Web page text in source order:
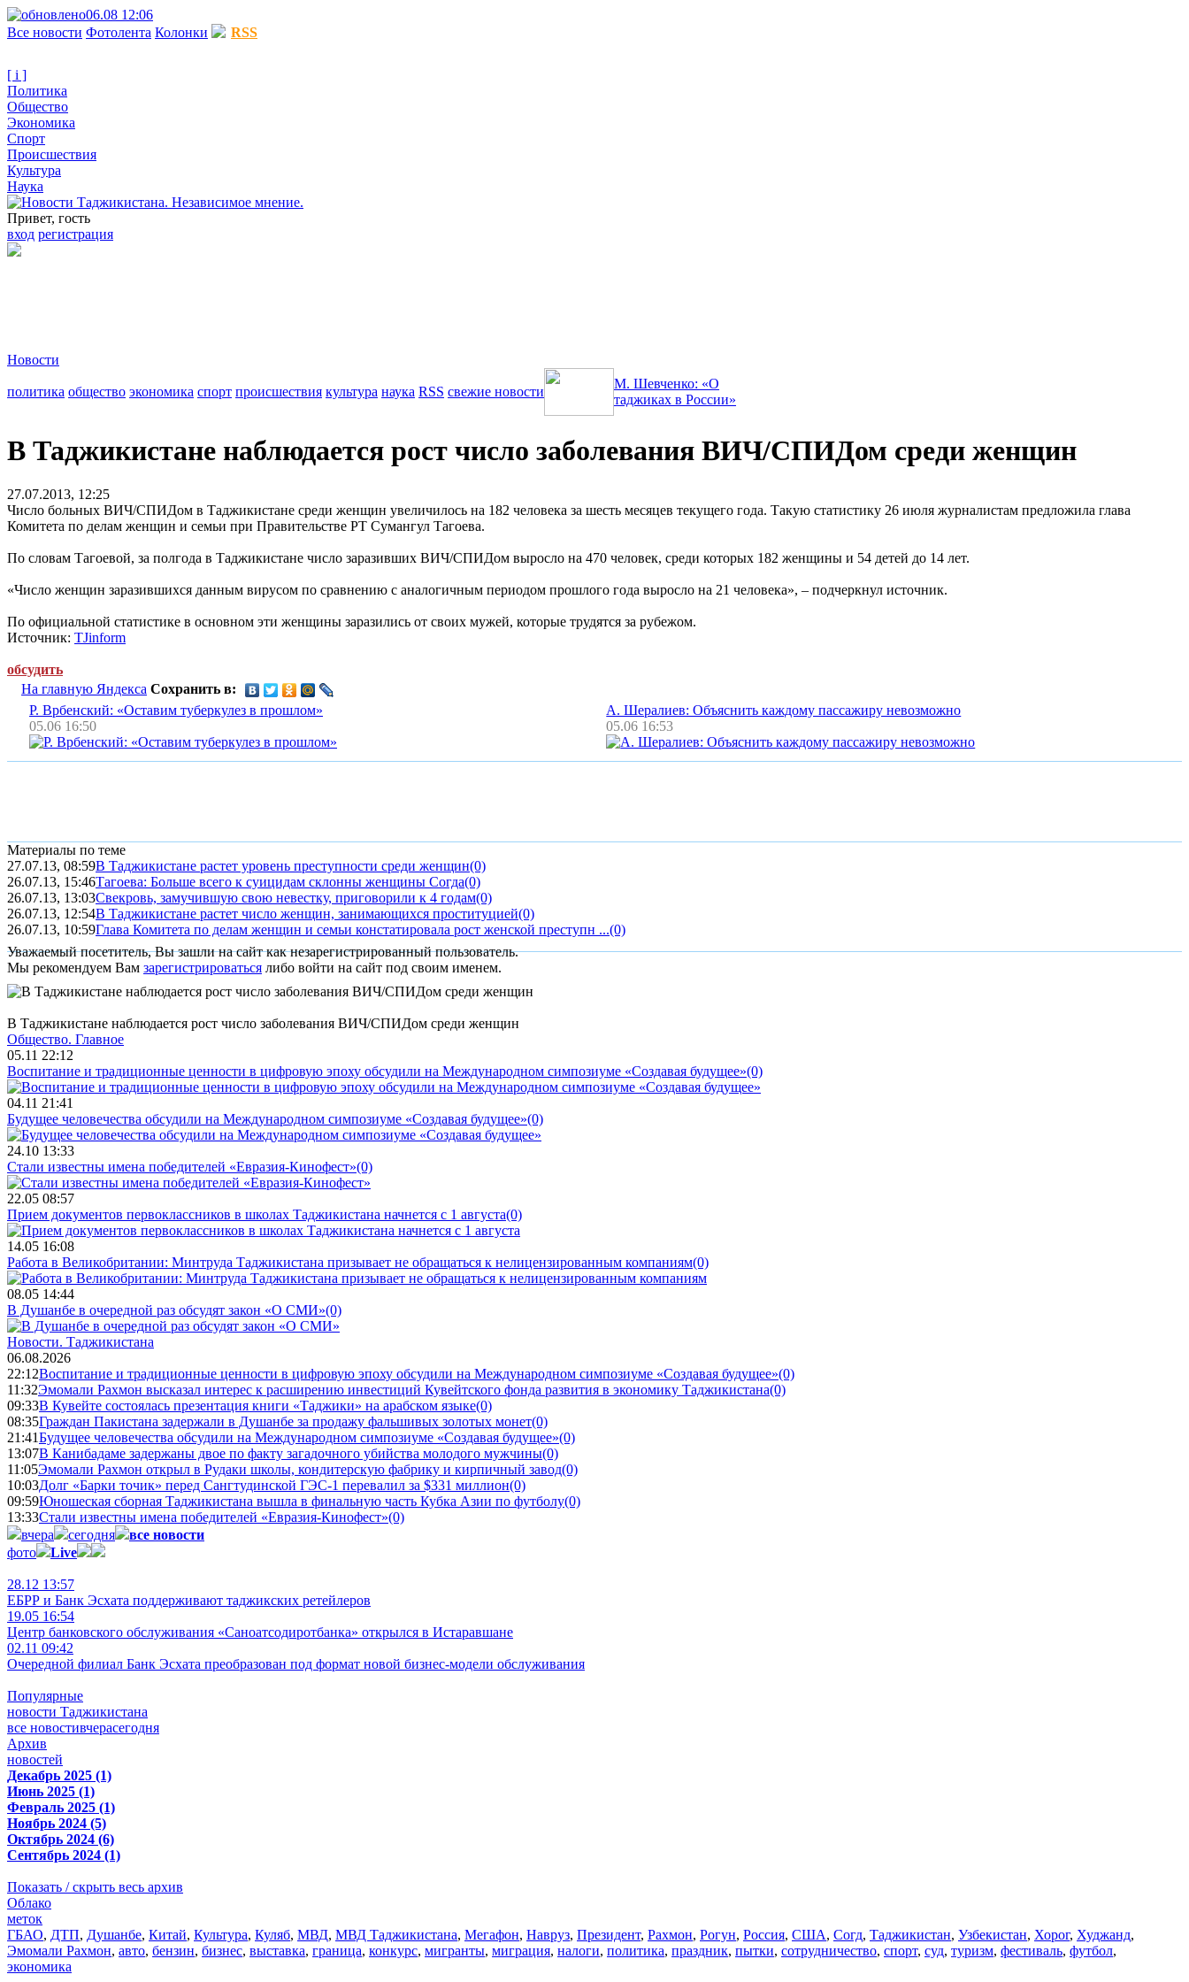
06.08 12:06
Все новости Фотолента Колонки RSS
[ i ]
Политика
Общество
Экономика
Спорт
Происшествия
Культура
Наука
Привет, гость
вход регистрация
Новости
политика общество экономика спорт происшествия культура наука RSS свежие новости
М. Шевченко: «О
таджиках в России»
В Таджикистане наблюдается рост число заболевания ВИЧ/СПИДом среди женщин
27.07.2013, 12:25
Число больных ВИЧ/СПИДом в Таджикистане среди женщин увеличилось на 182 человека за шесть месяцев текущего года. Такую статистику 26 июля журналистам предложила глава
Комитета по делам женщин и семьи при Правительстве РТ Сумангул Тагоева.
По словам Тагоевой, за полгода в Таджикистане число заразивших ВИЧ/СПИДом выросло на 470 человек, среди которых 182 женщины и 54 детей до 14 лет.
«Число женщин заразившихся данным вирусом по сравнению с аналогичным периодом прошлого года выросло на 21 человека», – подчеркнул источник.
По официальной статистике в основном эти женщины заразились от своих мужей, которые трудятся за рубежом.
Источник: TJinform
обсудить
На главную Яндекса Сохранить в:
Р. Врбенский: «Оставим туберкулез в прошлом»
05.06 16:50
А. Шералиев: Объяснить каждому пассажиру невозможно
05.06 16:53
Материалы по теме
27.07.13, 08:59В Таджикистане растет уровень преступности среди женщин(0)
26.07.13, 15:46Тагоева: Больше всего к суицидам склонны женщины Согда(0)
26.07.13, 13:03Свекровь, замучившую свою невестку, приговорили к 4 годам(0)
26.07.13, 12:54В Таджикистане растет число женщин, занимающихся проституцией(0)
26.07.13, 10:59Глава Комитета по делам женщин и семьи констатировала рост женской преступн ...(0)
Уважаемый посетитель, Вы зашли на сайт как незарегистрированный пользователь.
Мы рекомендуем Вам зарегистрироваться либо войти на сайт под своим именем.
В Таджикистане наблюдается рост число заболевания ВИЧ/СПИДом среди женщин
Общество. Главное
05.11 22:12
Воспитание и традиционные ценности в цифровую эпоху обсудили на Международном симпозиуме «Создавая будущее»(0)
04.11 21:41
Будущее человечества обсудили на Международном симпозиуме «Создавая будущее»(0)
24.10 13:33
Стали известны имена победителей «Евразия-Кинофест»(0)
22.05 08:57
Прием документов первоклассников в школах Таджикистана начнется с 1 августа(0)
14.05 16:08
Работа в Великобритании: Минтруда Таджикистана призывает не обращаться к нелицензированным компаниям(0)
08.05 14:44
В Душанбе в очередной раз обсудят закон «О СМИ»(0)
Новости. Таджикистана
06.08.2026
22:12Воспитание и традиционные ценности в цифровую эпоху обсудили на Международном симпозиуме «Создавая будущее»(0)
11:32Эмомали Рахмон высказал интерес к расширению инвестиций Кувейтского фонда развития в экономику Таджикистана(0)
09:33В Кувейте состоялась презентация книги «Таджики» на арабском языке(0)
08:35Граждан Пакистана задержали в Душанбе за продажу фальшивых золотых монет(0)
21:41Будущее человечества обсудили на Международном симпозиуме «Создавая будущее»(0)
13:07В Канибадаме задержаны двое по факту загадочного убийства молодого мужчины(0)
11:05Эмомали Рахмон открыл в Рудаки школы, кондитерскую фабрику и кирпичный завод(0)
10:03Долг «Барки точик» перед Сангтудинской ГЭС-1 перевалил за $331 миллион(0)
09:59Юношеская сборная Таджикистана вышла в финальную часть Кубка Азии по футболу(0)
13:33Стали известны имена победителей «Евразия-Кинофест»(0)
вчера
сегодня
все новости
фото
Live
28.12 13:57
ЕБРР и Банк Эсхата поддерживают таджикских ретейлеров
19.05 16:54
Центр банковского обслуживания «Саноатсодиротбанка» открылся в Истаравшане
02.11 09:42
Очередной филиал Банк Эсхата преобразован под формат новой бизнес-модели обслуживания
Популярные
новости Таджикистана
все новостивчерасегодня
Архив
новостей
Декабрь 2025 (1)
Июнь 2025 (1)
Февраль 2025 (1)
Ноябрь 2024 (5)
Октябрь 2024 (6)
Сентябрь 2024 (1)
Показать / скрыть весь архив
Облако
меток
ГБАО, ДТП, Душанбе, Китай, Культура, Куляб, МВД, МВД Таджикистана, Мегафон, Навруз, Президент, Рахмон, Рогун, Россия, США, Согд, Таджикистан, Узбекистан, Хорог, Худжанд,
Эмомали Рахмон, авто, бензин, бизнес, выставка, граница, конкурс, мигранты, миграция, налоги, политика, праздник, пытки, сотрудничество, спорт, суд, туризм, фестиваль, футбол,
экономика